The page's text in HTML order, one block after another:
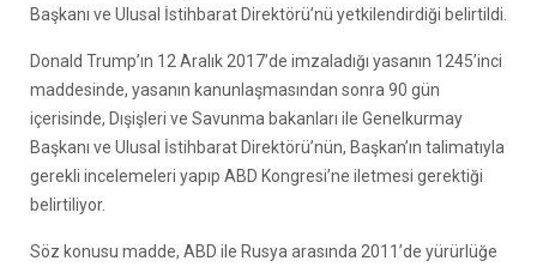
Başkanı ve Ulusal İstihbarat Direktörü’nü yetkilendirdiği belirtildi.
Donald Trump’ın 12 Aralık 2017’de imzaladığı yasanın 1245’inci
maddesinde, yasanın kanunlaşmasından sonra 90 gün
içerisinde, Dışişleri ve Savunma bakanları ile Genelkurmay
Başkanı ve Ulusal İstihbarat Direktörü’nün, Başkan’ın talimatıyla
gerekli incelemeleri yapıp ABD Kongresi’ne iletmesi gerektiği
belirtiliyor.
Söz konusu madde, ABD ile Rusya arasında 2011’de yürürlüğe